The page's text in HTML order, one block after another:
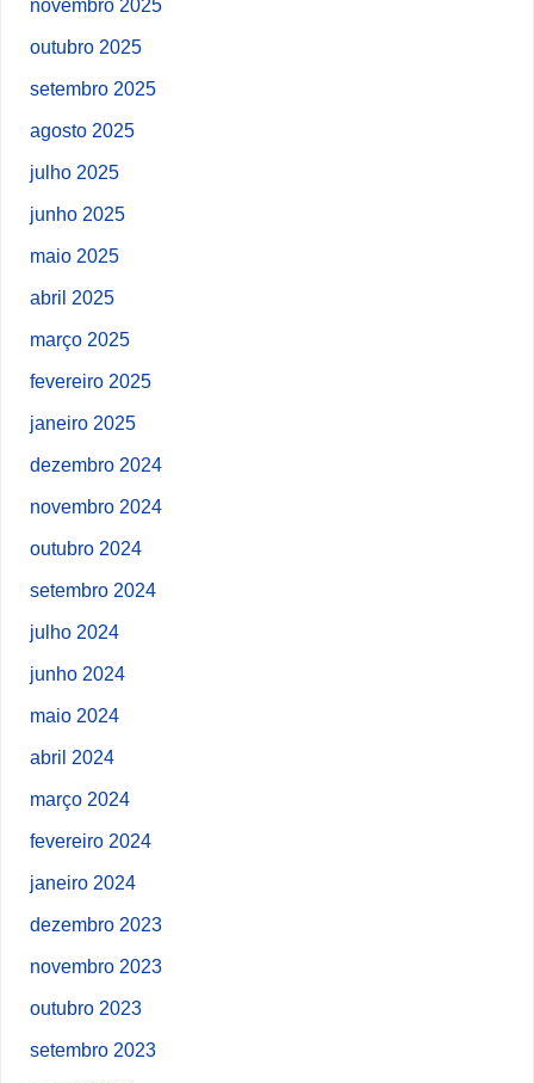
novembro 2025
outubro 2025
setembro 2025
agosto 2025
julho 2025
junho 2025
maio 2025
abril 2025
março 2025
fevereiro 2025
janeiro 2025
dezembro 2024
novembro 2024
outubro 2024
setembro 2024
julho 2024
junho 2024
maio 2024
abril 2024
março 2024
fevereiro 2024
janeiro 2024
dezembro 2023
novembro 2023
outubro 2023
setembro 2023